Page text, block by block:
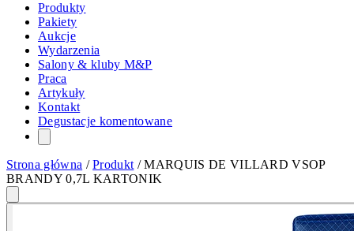
Produkty
Pakiety
Aukcje
Wydarzenia
Salony & kluby M&P
Praca
Artykuły
Kontakt
Degustacje komentowane
Strona główna /Produkt /MARQUIS DE VILLARD VSOP
BRANDY 0,7L KARTONIK